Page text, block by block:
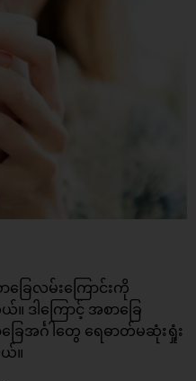
ြေလမ်းကြောင်းကို
ဒါကြောင့် အစာခြေ
အင်္ဂါတွေ ရေဓာတ်မဆုံးရှုံး
။